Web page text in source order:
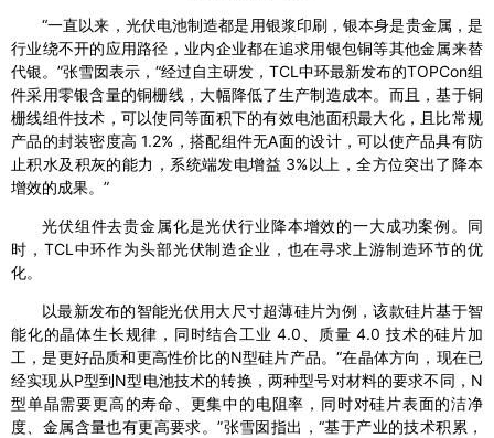
“一直以来，光伏电池制造都是用银浆印刷，银本身是贵金属，是
行业绕不开的应用路径，业内企业都在追求用银包铜等其他金属来替
代银。”张雪囡表示，“经过自主研发，TCL中环最新发布的TOPCon组
件采用零银含量的铜栅线，大幅降低了生产制造成本。而且，基于铜
栅线组件技术，可以使同等面积下的有效电池面积最大化，且比常规
产品的封装密度高 1.2%，搭配组件无A面的设计，可以使产品具有防
止积水及积灰的能力，系统端发电增益 3%以上，全方位突出了降本
增效的成果。”
光伏组件去贵金属化是光伏行业降本增效的一大成功案例。同
时，TCL中环作为头部光伏制造企业，也在寻求上游制造环节的优
化。
以最新发布的智能光伏用大尺寸超薄硅片为例，该款硅片基于智
能化的晶体生长规律，同时结合工业 4.0、质量 4.0 技术的硅片加
工，是更好品质和更高性价比的N型硅片产品。“在晶体方向，现在已
经实现从P型到N型电池技术的转换，两种型号对材料的要求不同，N
型单晶需要更高的寿命、更集中的电阻率，同时对硅片表面的洁净
度、金属含量也有更高要求。”张雪囡指出，“基于产业的技术积累，